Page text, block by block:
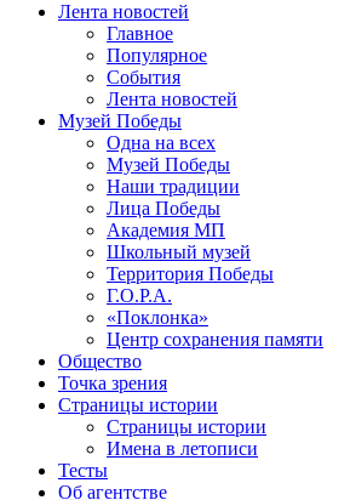
Лента новостей
Главное
Популярное
События
Лента новостей
Музей Победы
Одна на всех
Музей Победы
Наши традиции
Лица Победы
Академия МП
Школьный музей
Территория Победы
Г.О.Р.А.
«Поклонка»
Центр сохранения памяти
Общество
Точка зрения
Страницы истории
Страницы истории
Имена в летописи
Тесты
Об агентстве